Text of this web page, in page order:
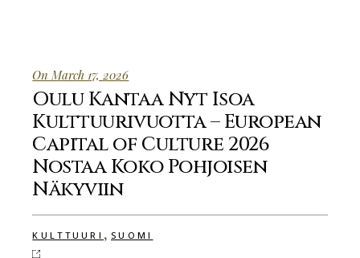
On March 17, 2026
Oulu Kantaa Nyt Isoa
Kulttuurivuotta – European
Capital of Culture 2026
Nostaa Koko Pohjoisen
Näkyviin
KULTTUURI , SUOMI